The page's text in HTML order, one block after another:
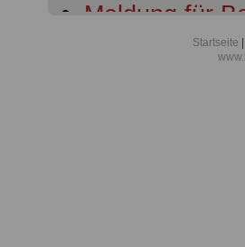
Meldung für
Dienst inStartseite